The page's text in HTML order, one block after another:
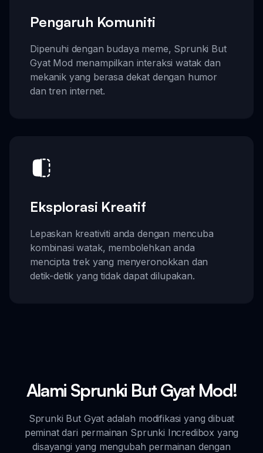
Pengaruh Komuniti
Dipenuhi dengan budaya meme, Sprunki But
Gyat Mod menampilkan interaksi watak dan
mekanik yang berasa dekat dengan humor
dan tren internet.
Eksplorasi Kreatif
Lepaskan kreativiti anda dengan mencuba
kombinasi watak, membolehkan anda
mencipta trek yang menyeronokkan dan
detik-detik yang tidak dapat dilupakan.
Alami Sprunki But Gyat Mod!
Sprunki But Gyat adalah modifikasi yang dibuat
peminat dari permainan Sprunki Incredibox yang
disayangi yang mengubah permainan dengan